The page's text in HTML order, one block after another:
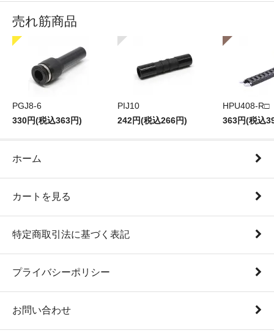
売れ筋商品
PGJ8-6
330円(税込363円)
PIJ10
242円(税込266円)
HPU408-R□
363円(税込
ホーム
カートを見る
特定商取引法に基づく表記
プライバシーポリシー
お問い合わせ